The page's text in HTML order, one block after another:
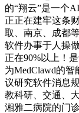
的“翔云”是一个
正正在建牢这条
取、南京、成都
软件办事于人操
正在90%以上！
为MedClawd的
议研究软件消息
教科研、交通、
湘雅二病院的门